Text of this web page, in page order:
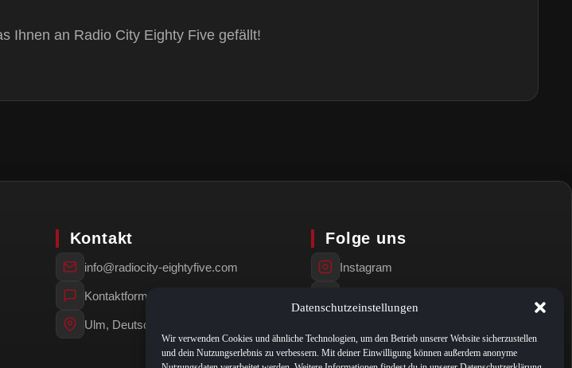
Datenschutzeinstellungen
Wir verwenden Cookies und ähnliche Technologien, um den Betrieb unserer Website sicherzustellen
und dein Nutzungserlebnis zu verbessern. Mit deiner Einwilligung können außerdem anonyme
Ihnen an Radio City Eighty Five gefällt!
Kontakt
info@radiocity-eightyfive.com
Kontaktformular
Ulm, Deutschland
Folge uns
Instagram